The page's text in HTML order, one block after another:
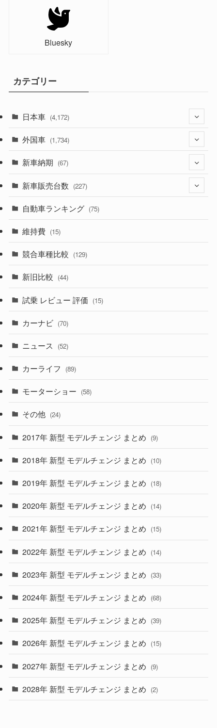
Bluesky
カテゴリー
日本車 (4,172)
(1,321)
(329)
(357)
(328)
(194)
(230)
(253)
外国車 (1,734)
(242)
(85)
(84)
(14)
(222)
(50)
(43)
(6)
(9)
(4)
(30)
(27)
(58)
(28)
(27)
(26)
(33)
(10)
(35)
(10)
(9)
(22)
(4)
(9)
(4)
(1)
新車納期 (67)
(28)
(8)
(3)
(3)
(5)
(1)
新車販売台数 (227)
(21)
(5)
(7)
(5)
自動車ランキング (75)
維持費 (15)
競合車種比較 (129)
新旧比較 (44)
試乗 レビュー 評価 (15)
カーナビ (70)
ニュース (52)
カーライフ (89)
モーターショー (58)
その他 (24)
2017年 新型 モデルチェンジ まとめ (9)
2018年 新型 モデルチェンジ まとめ (10)
2019年 新型 モデルチェンジ まとめ (18)
2020年 新型 モデルチェンジ まとめ (14)
2021年 新型 モデルチェンジ まとめ (15)
2022年 新型 モデルチェンジ まとめ (14)
2023年 新型 モデルチェンジ まとめ (33)
2024年 新型 モデルチェンジ まとめ (68)
2025年 新型 モデルチェンジ まとめ (39)
2026年 新型 モデルチェンジ まとめ (15)
2027年 新型 モデルチェンジ まとめ (9)
2028年 新型 モデルチェンジ まとめ (2)